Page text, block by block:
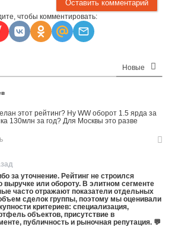
чтобы комментировать:
Новые
этот рейтинг? Ну WW оборот 1.5 ярда за
130млн за год? Для Москвы это разве
за уточнение. Рейтинг не строился
выручке или обороту. В элитном сегменте
часто отражают показатели отдельных
сделок группы, поэтому мы оценивали
критериев: специализация,
объектов, присутствие в
публичность и рыночная репутация. 💬